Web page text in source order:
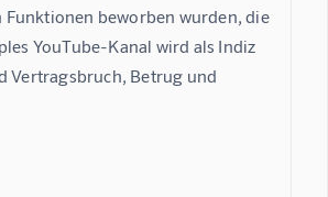
beworben wurden, die
YouTube-Kanal wird als Indiz
Vertragsbruch, Betrug und